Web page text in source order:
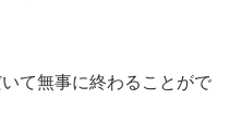
て無事に終わることがで